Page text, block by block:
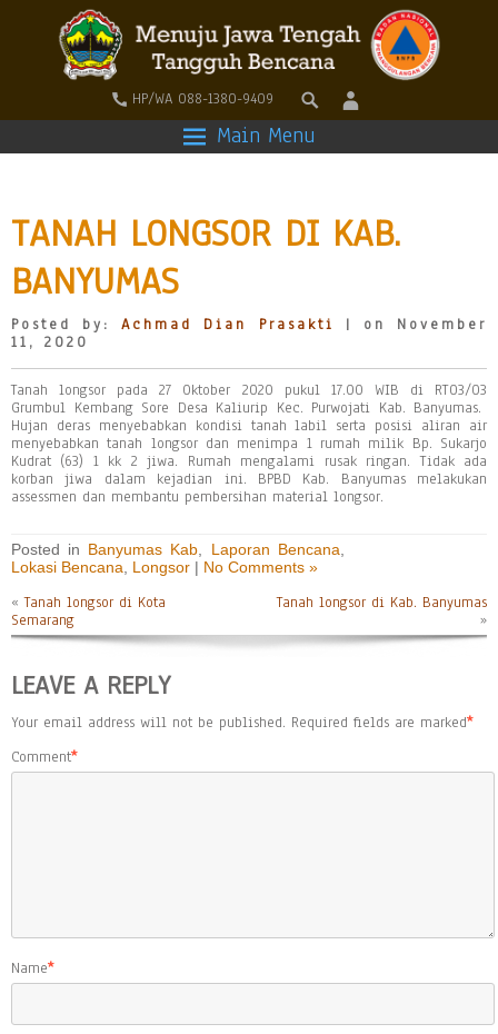
HP/WA 088-1380-9409
Main Menu
TANAH LONGSOR DI KAB.
BANYUMAS
Posted by:Achmad Dian Prasakti
| on November
11, 2020
Tanah longsor pada 27 Oktober 2020 pukul 17.00 WIB di RT03/03
Grumbul Kembang Sore Desa Kaliurip Kec. Purwojati Kab. Banyumas.
Hujan deras menyebabkan kondisi tanah labil serta posisi aliran air
menyebabkan tanah longsor dan menimpa 1 rumah milik Bp. Sukarjo
Kudrat (63) 1 kk 2 jiwa. Rumah mengalami rusak ringan. Tidak ada
korban jiwa dalam kejadian ini. BPBD Kab. Banyumas melakukan
assessmen dan membantu pembersihan material longsor.
Posted in Banyumas Kab Laporan Bencana
Lokasi Bencana
Longsor | No Comments »
«Tanah longsor di Kota
Semarang
Tanah longsor di Kab. Banyumas
»
LEAVE A REPLY
Your email address will not be published. Required fields are marked*
Comment*
Name*